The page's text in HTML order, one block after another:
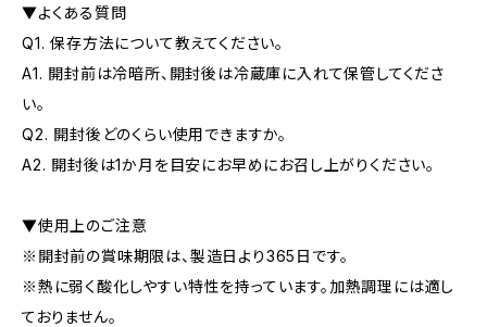
▼よくある質問
Q1. 保存方法について教えてください。
A1. 開封前は冷暗所、開封後は冷蔵庫に入れて保管してくださ
い。
Q2. 開封後どのくらい使用できますか。
A2. 開封後は1か月を目安にお早めにお召し上がりください。
▼使用上のご注意
※開封前の賞味期限は、製造日より365日です。
※熱に弱く酸化しやすい特性を持っています。加熱調理には適し
ておりません。